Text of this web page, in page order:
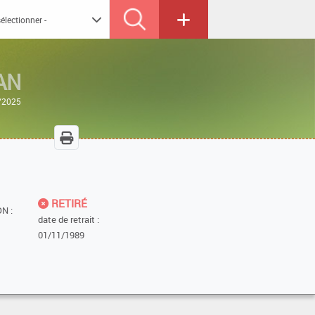
:
RETIRÉ
date de retrait :
01/11/1989